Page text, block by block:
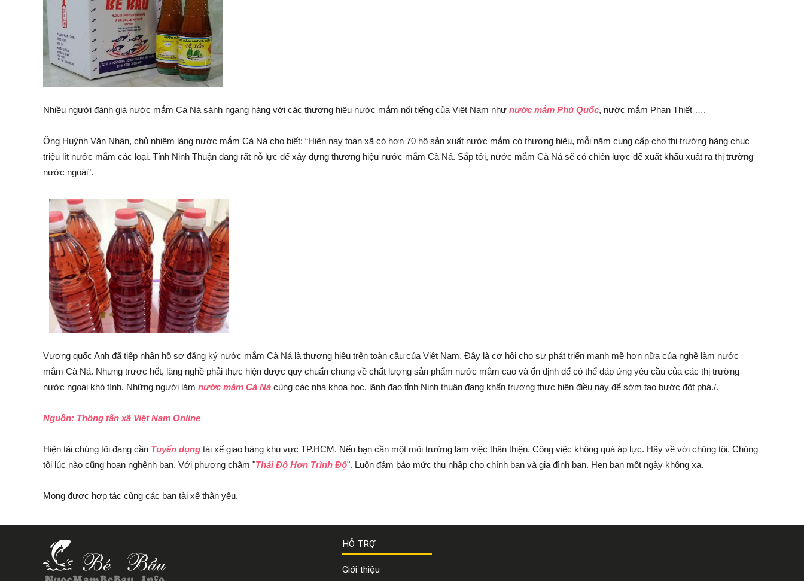
Nhiều người đánh giá nước mắm Cà Ná sánh ngang hàng với các thương hiệu nước mắm nổi tiếng của Việt Nam như nước mắm Phú Quốc, nước mắm Phan Thiết ….
Ông Huỳnh Văn Nhân, chủ nhiệm làng nước mắm Cà Ná cho biết: “Hiện nay toàn xã có hơn 70 hộ sản xuất nước mắm có thương hiệu, mỗi năm cung cấp cho thị trường hàng chục
triệu lít nước mắm các loại. Tỉnh Ninh Thuận đang rất nỗ lực để xây dựng thương hiệu nước mắm Cà Ná. Sắp tới, nước mắm Cà Ná sẽ có chiến lược để xuất khẩu xuất ra thị trường
nước ngoài”.
Vương quốc Anh đã tiếp nhận hồ sơ đăng ký nước mắm Cà Ná là thương hiệu trên toàn cầu của Việt Nam. Đây là cơ hội cho sự phát triển mạnh mẽ hơn nữa của nghề làm nước
mắm Cà Ná. Nhưng trươc hết, làng nghề phải thực hiện được quy chuẩn chung về chất lượng sản phẩm nước mắm cao và ổn định để có thể đáp ứng yêu cầu của các thị trường
nước ngoài khó tính. Những người làm nước mắm Cà Ná cùng các nhà khoa học, lãnh đạo tỉnh Ninh thuận đang khẩn trương thực hiện điều này để sớm tạo bước đột phá./.
Nguồn: Thông tấn xã Việt Nam Online
Hiện tài chúng tôi đang cần Tuyển dụng tài xế giao hàng khu vực TP.HCM. Nếu bạn cần một môi trường làm việc thân thiện. Công việc không quá áp lực. Hãy về với chúng tôi. Chúng
tôi lúc nào cũng hoan nghênh bạn. Với phương châm "Thái Độ Hơn Trình Độ". Luôn đảm bảo mức thu nhập cho chính bạn và gia đình bạn. Hẹn bạn một ngày không xa.
Mong được hợp tác cùng các bạn tài xế thân yêu.
HỖ TRỢ
Giới thiệu